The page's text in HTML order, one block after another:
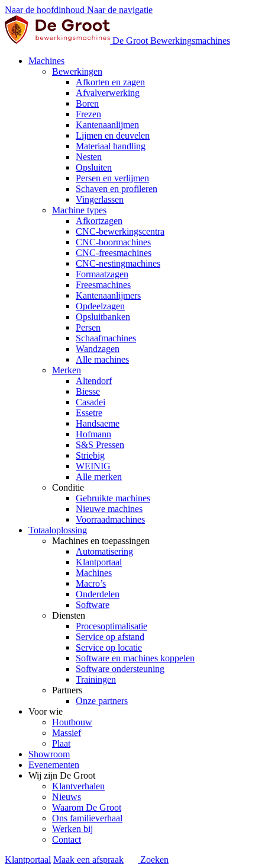
Naar de hoofdinhoud Naar de navigatie
De Groot Bewerkingsmachines
Machines
Bewerkingen
Afkorten en zagen
Afvalverwerking
Boren
Frezen
Kantenaanlijmen
Lijmen en deuvelen
Materiaal handling
Nesten
Opsluiten
Persen en verlijmen
Schaven en profileren
Vingerlassen
Machine types
Afkortzagen
CNC-bewerkingscentra
CNC-boormachines
CNC-freesmachines
CNC-nestingmachines
Formaatzagen
Freesmachines
Kantenaanlijmers
Opdeelzagen
Opsluitbanken
Persen
Schaafmachines
Wandzagen
Alle machines
Merken
Altendorf
Biesse
Casadei
Essetre
Handsaeme
Hofmann
S&S Pressen
Striebig
WEINIG
Alle merken
Conditie
Gebruikte machines
Nieuwe machines
Voorraadmachines
Totaaloplossing
Machines en toepassingen
Automatisering
Klantportaal
Machines
Macro’s
Onderdelen
Software
Diensten
Procesoptimalisatie
Service op afstand
Service op locatie
Software en machines koppelen
Software ondersteuning
Trainingen
Partners
Onze partners
Voor wie
Houtbouw
Massief
Plaat
Showroom
Evenementen
Wij zijn De Groot
Klantverhalen
Nieuws
Waarom De Groot
Ons familieverhaal
Werken bij
Contact
Klantportaal Maak een afspraak Zoeken